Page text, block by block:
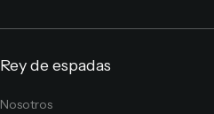
Rey de espadas
Nosotros